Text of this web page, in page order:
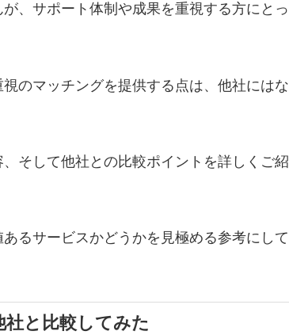
、サポート体制や成果を重視する方にとっ
のマッチングを提供する点は、他社にはな
そして他社との比較ポイントを詳しくご紹
るサービスかどうかを見極める参考にして
と比較してみた